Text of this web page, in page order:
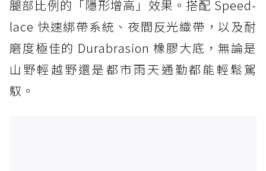
腿部比例的「隱形增高」效果。搭配 Speed-
lace 快速綁帶系統、夜間反光織帶，以及耐
磨度極佳的 Durabrasion 橡膠大底，無論是
山野輕越野還是都市雨天通勤都能輕鬆駕
馭。